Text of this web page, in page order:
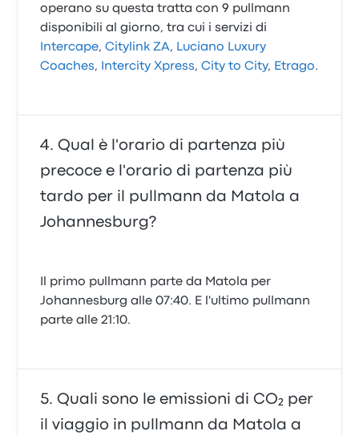
operano su questa tratta con 9 pullmann
disponibili al giorno, tra cui i servizi di
Intercape,Citylink ZA, Luciano Luxury
Coaches, Intercity Xpress,City to City, Etrago.
Qual è l'orario di partenza più
precoce e l'orario di partenza più
tardo per il pullmann da Matola a
Johannesburg?
Il primo pullmann parte da Matola per
Johannesburg alle 07:40. E l'ultimo pullmann
parte alle 21:10.
Quali sono le emissioni di CO₂ per
il viaggio in pullmann da Matola a